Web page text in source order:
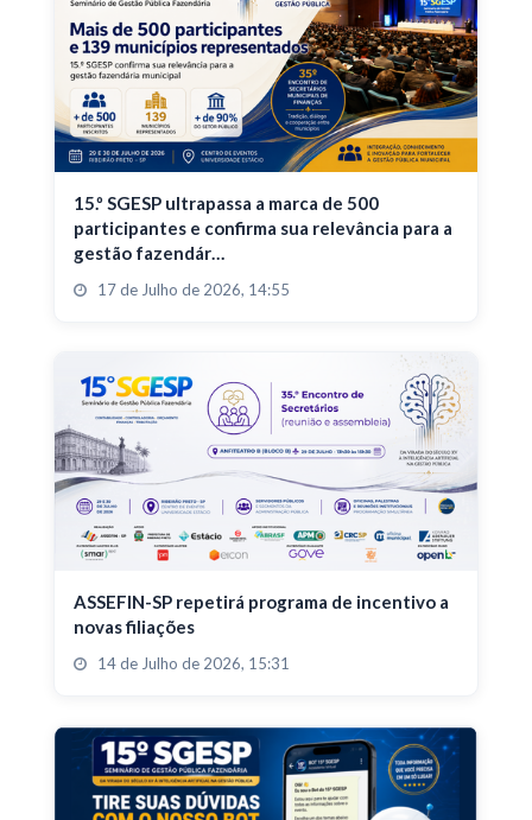
15.º SGESP ultrapassa a marca de 500
participantes e confirma sua relevância para a
gestão fazendár…
17 de Julho de 2026, 14:55
ASSEFIN-SP repetirá programa de incentivo a
novas filiações
14 de Julho de 2026, 15:31